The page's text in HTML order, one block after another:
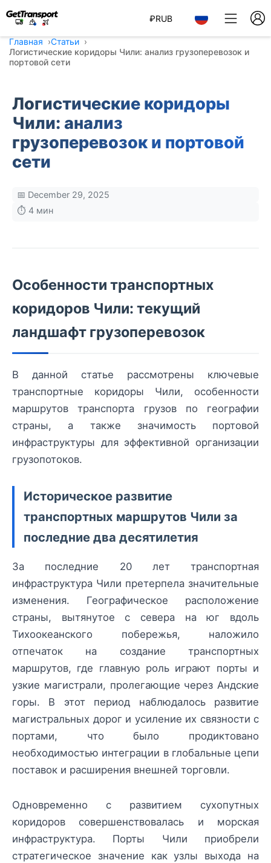
₽RUB
Главная
Статьи
Логистические коридоры Чили: анализ грузоперевозок и
портовой сети
Логистические коридоры
Чили: анализ
грузоперевозок и портовой
сети
📅 December 29, 2025
⏱️ 4 мин
Особенности транспортных
коридоров Чили: текущий
ландшафт грузоперевозок
В данной статье рассмотрены ключевые
транспортные коридоры Чили, особенности
маршрутов транспорта грузов по географии
страны, а также значимость портовой
инфраструктуры для эффективной организации
грузопотоков.
Историческое развитие
транспортных маршрутов Чили за
последние два десятилетия
За последние 20 лет транспортная
инфраструктура Чили претерпела значительные
изменения. Географическое расположение
страны, вытянутое с севера на юг вдоль
Тихоокеанского побережья, наложило
отпечаток на создание транспортных
маршрутов, где главную роль играют порты и
узкие магистрали, пролегающие через Андские
горы. В этот период наблюдалось развитие
магистральных дорог и усиление их связности с
портами, что было продиктовано
необходимостью интеграции в глобальные цепи
поставок и расширения внешней торговли.
Одновременно с развитием сухопутных
коридоров совершенствовалась и морская
инфраструктура. Порты Чили приобрели
стратегическое значение как узлы выхода на